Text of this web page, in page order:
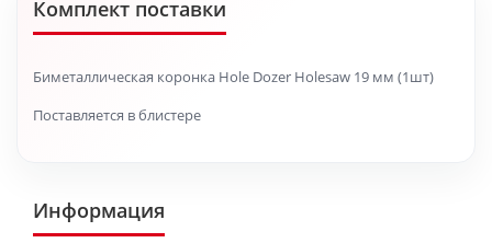
Комплект поставки
Биметаллическая коронка Hole Dozer Holesaw 19 мм (1шт)
Поставляется в блистере
Информация